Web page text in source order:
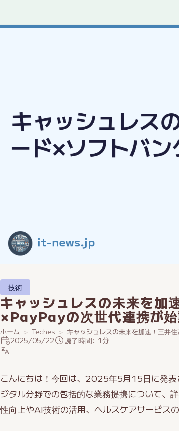
技術
キャッシュレスの未来を加
×PayPayの次世代連携が
ホーム Teches キャッシュレスの未来を加速！三井
2025/05/22 読了時間: 1分
こんにちは！今回は、2025年5月15日に発
ジタル分野での包括的な業務提携について、
性向上やAI技術の活用、ヘルスケアサービス